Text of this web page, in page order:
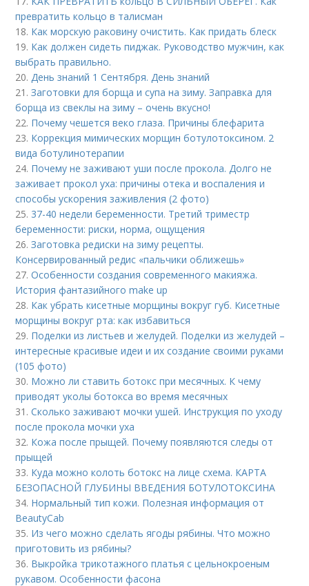
превратить кольцо в талисман
18. Как морскую раковину очистить. Как придать блеск
19. Как должен сидеть пиджак. Руководство мужчин, как
выбрать правильно.
20.День знаний 1 Сентября. День знаний
21.Заготовки для борща и супа на зиму. Заправка для
борща из свеклы на зиму – очень вкусно!
22. Почему чешется веко глаза. Причины блефарита
23. Коррекция мимических морщин ботулотоксином. 2
вида ботулинотерапии
24. Почему не заживают уши после прокола. Долго не
заживает прокол уха: причины отека и воспаления и
способы ускорения заживления (2 фото)
25. 37-40 недели беременности. Третий триместр
беременности: риски, норма, ощущения
26.Заготовка редиски на зиму рецепты.
Консервированный редис «пальчики оближешь»
27.Особенности создания современного макияжа.
История фантазийного make up
28. Как убрать кисетные морщины вокруг губ. Кисетные
морщины вокруг рта: как избавиться
29. Поделки из листьев и желудей. Поделки из желудей –
интересные красивые идеи и их создание своими руками
(105 фото)
30. Можно ли ставить ботокс при месячных. К чему
приводят уколы ботокса во время месячных
31.Сколько заживают мочки ушей. Инструкция по уходу
после прокола мочки уха
32. Кожа после прыщей. Почему появляются следы от
прыщей
33. Куда можно колоть ботокс на лице схема. КАРТА
БЕЗОПАСНОЙ ГЛУБИНЫ ВВЕДЕНИЯ БОТУЛОТОКСИНА
34. Нормальный тип кожи. Полезная информация от
BeautyCab
35. Из чего можно сделать ягоды рябины. Что можно
приготовить из рябины?
36. Выкройка трикотажного платья с цельнокроеным
рукавом. Особенности фасона